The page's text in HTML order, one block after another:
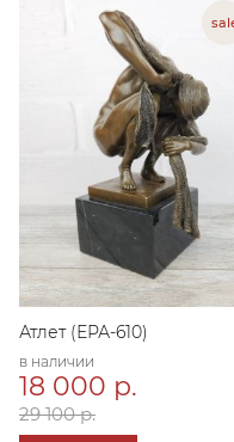
Атлет (ЕРА-610)
в наличии
18 000 р.
29 100 р.